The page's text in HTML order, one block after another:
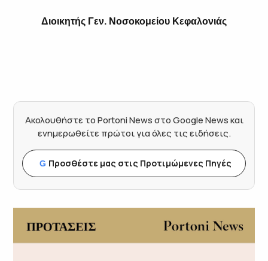
Διοικητής Γεν. Νοσοκομείου Κεφαλονιάς
Ακολουθήστε το Portoni News στο Google News και
ενημερωθείτε πρώτοι για όλες τις ειδήσεις.
G Προσθέστε μας στις Προτιμώμενες Πηγές